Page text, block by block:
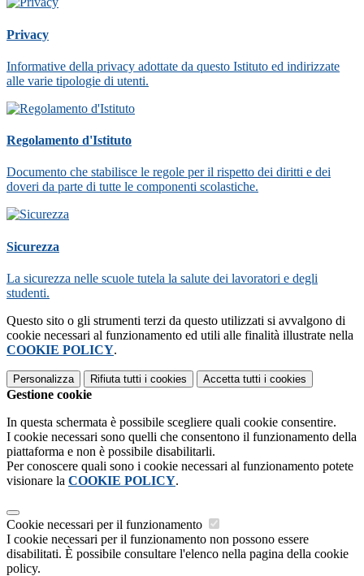
Privacy
Informative della privacy adottate da questo Istituto ed indirizzate
alle varie tipologie di utenti.
Regolamento d'Istituto
Documento che stabilisce le regole per il rispetto dei diritti e dei
doveri da parte di tutte le componenti scolastiche.
Sicurezza
La sicurezza nelle scuole tutela la salute dei lavoratori e degli
studenti.
Questo sito o gli strumenti terzi da questo utilizzati si avvalgono di
cookie necessari al funzionamento ed utili alle finalità illustrate nella
COOKIE POLICY.
Personalizza Rifiuta tutti i cookies Accetta tutti i cookies
Gestione cookie
In questa schermata è possibile scegliere quali cookie consentire.
I cookie necessari sono quelli che consentono il funzionamento della
piattaforma e non è possibile disabilitarli.
Per conoscere quali sono i cookie necessari al funzionamento potete
visionare la COOKIE POLICY.
Cookie necessari per il funzionamento
I cookie necessari per il funzionamento non possono essere
disabilitati. È possibile consultare l'elenco nella pagina della cookie
policy.